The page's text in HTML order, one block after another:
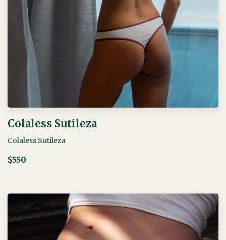
Colaless Sutileza
Colaless Sutileza
$550